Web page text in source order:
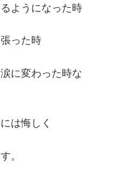
ようになった時
った時
に変わった時な
は悔しく
。